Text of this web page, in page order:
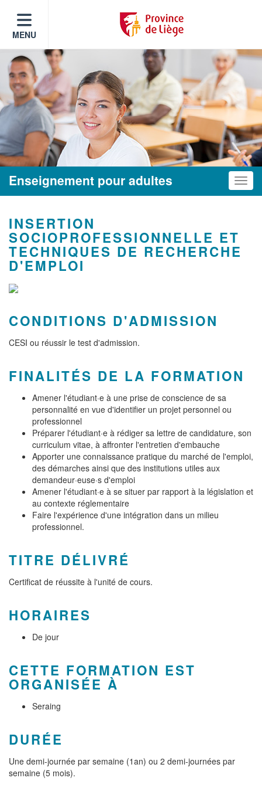
MENU
Enseignement pour adultes
INSERTION
SOCIOPROFESSIONNELLE ET
TECHNIQUES DE RECHERCHE
D'EMPLOI
CONDITIONS D'ADMISSION
CESI ou réussir le test d'admission.
FINALITÉS DE LA FORMATION
Amener l'étudiant·e à une prise de conscience de sa
personnalité en vue d'identifier un projet personnel ou
professionnel
Préparer l'étudiant·e à rédiger sa lettre de candidature, son
curriculum vitae, à affronter l'entretien d'embauche
Apporter une connaissance pratique du marché de l'emploi,
des démarches ainsi que des institutions utiles aux
demandeur·euse·s d'emploi
Amener l'étudiant·e à se situer par rapport à la législation et
au contexte réglementaire
Faire l'expérience d'une intégration dans un milieu
professionnel.
TITRE DÉLIVRÉ
Certificat de réussite à l'unité de cours.
HORAIRES
De jour
CETTE FORMATION EST
ORGANISÉE À
Seraing
DURÉE
Une demi-journée par semaine (1an) ou 2 demi-journées par
semaine (5 mois).